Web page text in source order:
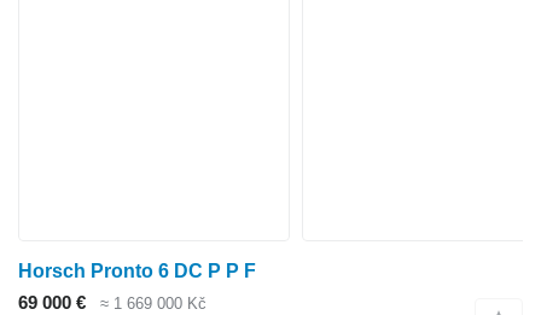
Horsch Pronto 6 DC P P F
69 000 €
≈ 1 669 000 Kč